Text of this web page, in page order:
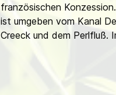
französischen
ist umgeben vom Kanal
Creeck und dem Perlfluß.